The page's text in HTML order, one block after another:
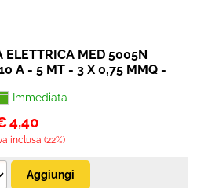
ELETTRICA MED 5005N
A - 5 MT - 3 X 0,75 MMQ -
Immediata
4,40
inclusa (22%)